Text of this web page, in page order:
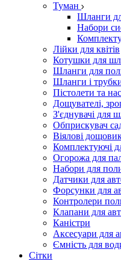
Туман
Шланги
Набори
Лійки для квітів
Котушки для
Шланги для
Шланги і
Пістолети та
Дощувателі,
З'єднувачі для
Обприскувач
Віялові
Комплектуючі
Огорожа для
Набори для
Датчики для
Форсунки для
Контролери
Клапани для
Каністри
Аксесуари для
Ємність для
Сітки